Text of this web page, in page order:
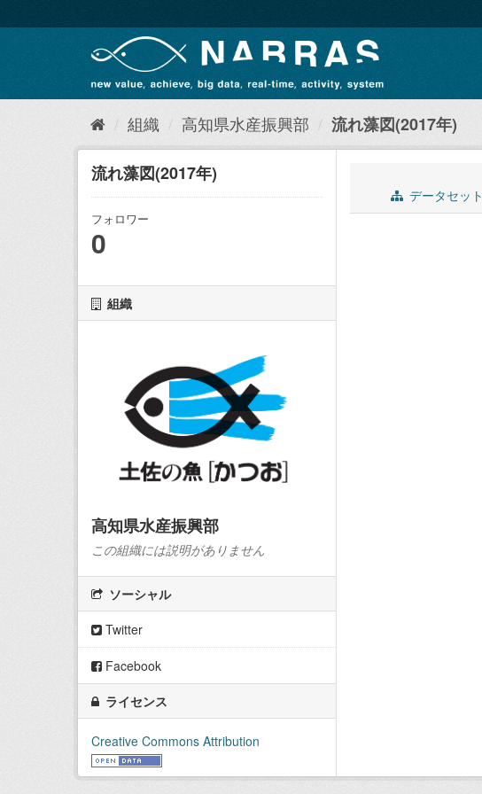
キ
て
組織 高知県水産振興部 流れ藻図(2017年)
流れ藻図(2017年)
フォロワー
0
組織
高知県水産振興部
この組織には説明がありません
ソーシャル
Twitter
Facebook
ライセンス
Creative Commons Attribution
データセット